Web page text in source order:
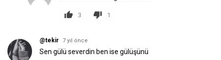
3 1
@tekir 7 yıl önce
Sen gülü severdin ben ise gülüşünü